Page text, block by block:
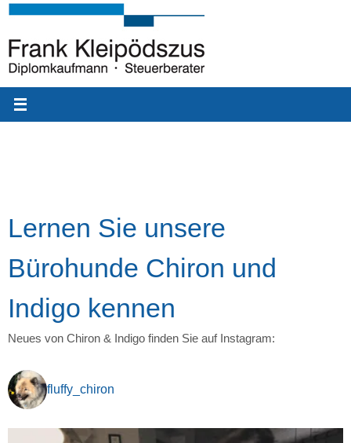
springen
Lernen Sie unsere
Bürohunde Chiron und
Indigo kennen
Neues von Chiron & Indigo finden Sie auf Instagram:
fluffy_chiron